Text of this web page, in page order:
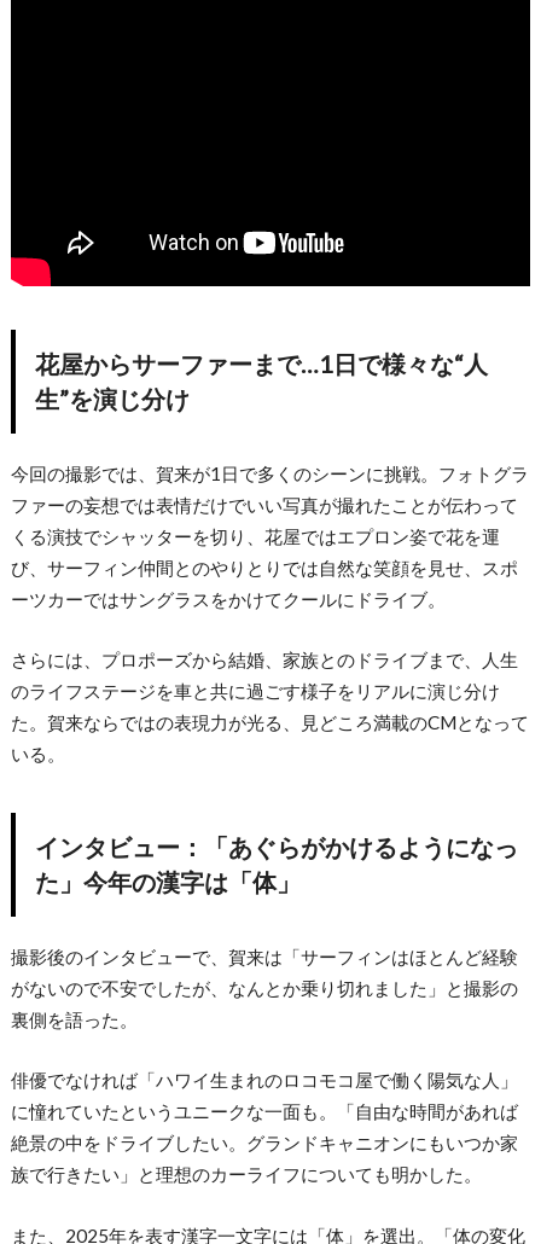
花屋からサーファーまで…1日で様々な“人
生”を演じ分け
今回の撮影では、賀来が1日で多くのシーンに挑戦。フォトグラ
ファーの妄想では表情だけでいい写真が撮れたことが伝わって
くる演技でシャッターを切り、花屋ではエプロン姿で花を運
び、サーフィン仲間とのやりとりでは自然な笑顔を見せ、スポ
ーツカーではサングラスをかけてクールにドライブ。
さらには、プロポーズから結婚、家族とのドライブまで、人生
のライフステージを車と共に過ごす様子をリアルに演じ分け
た。賀来ならではの表現力が光る、見どころ満載のCMとなって
いる。
インタビュー：「あぐらがかけるようになっ
た」今年の漢字は「体」
撮影後のインタビューで、賀来は「サーフィンはほとんど経験
がないので不安でしたが、なんとか乗り切れました」と撮影の
裏側を語った。
俳優でなければ「ハワイ生まれのロコモコ屋で働く陽気な人」
に憧れていたというユニークな一面も。「自由な時間があれば
絶景の中をドライブしたい。グランドキャニオンにもいつか家
族で行きたい」と理想のカーライフについても明かした。
また、2025年を表す漢字一文字には「体」を選出。「体の変化